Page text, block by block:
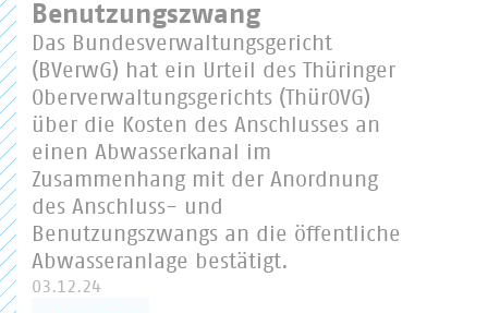
Benutzungszwang
Das Bundesverwaltungsgericht
(BVerwG) hat ein Urteil des Thüringer
Oberverwaltungsgerichts (ThürOVG)
über die Kosten des Anschlusses an
einen Abwasserkanal im
Zusammenhang mit der Anordnung
des Anschluss- und
Benutzungszwangs an die öffentliche
Abwasseranlage bestätigt.
03.12.24